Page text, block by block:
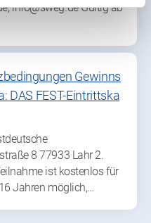
info@sweg.de Gültig ab
Gewinns
DAS FEST-Eintrittska
8 77933 Lahr 2.
ist kostenlos für
Jahren möglich,…